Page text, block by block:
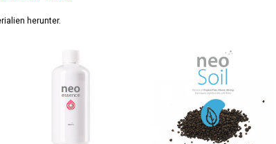
herunter.
neoEssence300
PlantsSoil-